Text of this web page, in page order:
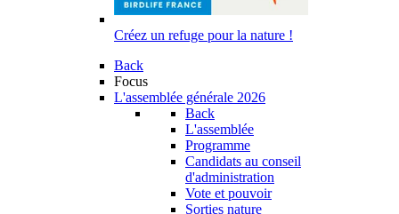
Créez un refuge pour la nature !
Back
Focus
L'assemblée générale 2026
Back
L'assemblée
Programme
Candidats au conseil
d'administration
Vote et pouvoir
Sorties nature